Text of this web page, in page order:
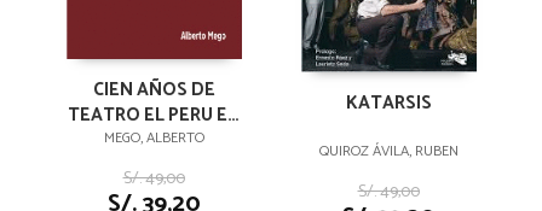
CIEN AÑOS DE
TEATRO EL PERU EN
EL SIGLO XX
MEGO, ALBERTO
S/. 49,00
KATARSIS
QUIROZ ÁVILA, RUBEN
S/. 49,00